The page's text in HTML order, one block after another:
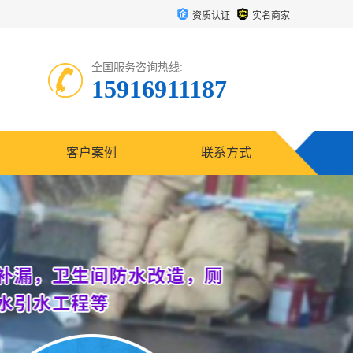
资质认证 实名商家
全国服务咨询热线:
15916911187
客户案例 联系方式